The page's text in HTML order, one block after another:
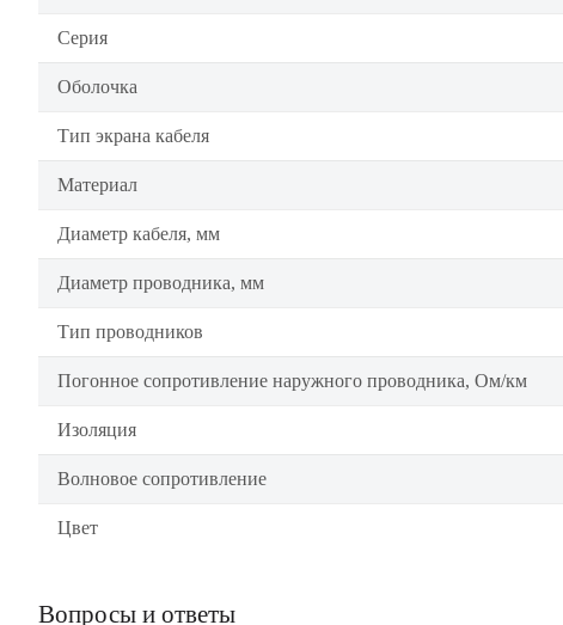
Серия
Оболочка
Тип экрана кабеля
Материал
Диаметр кабеля, мм
Диаметр проводника, мм
Тип проводников
Погонное сопротивление наружного проводника, Ом/км
Изоляция
Волновое сопротивление
Цвет
Вопросы и ответы